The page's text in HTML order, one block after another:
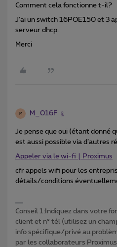
Comment cela fonctionne t-il?
J’ai un switch 16POE150 et 3
serveur dhcp.
Merci
M M_016F
Je pense que oui (étant donné
est aussi possible via d’autres
Appeler via le wi-fi | Proximus
cfr appels wifi pour les
détails/conditions
Conseil 1:Indiquez dans votre
client et n° tél (utilisez un
info spécifique/privé au
par les collaborateurs